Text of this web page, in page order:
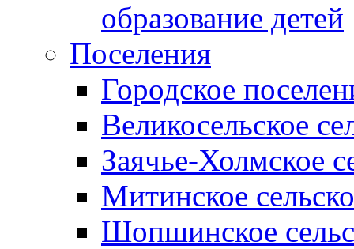
образование детей
Поселения
Городское
Великосельское
Заячье-Холмское
Митинское
Шопшинское